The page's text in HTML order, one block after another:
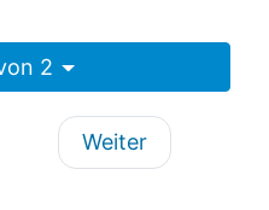
2
Weiter